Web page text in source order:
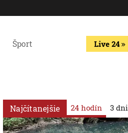
Šport Live 24
Najčítanejšie 24 hodín 3 dni